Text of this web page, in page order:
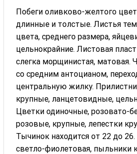
Побеги оливково-желтого
длинные и толстые. Листья
цвета, среднего размера,
цельнокрайние. Листовая
слегка морщинистая, матовая.
со средним антоцианом,
центральную жилку.
крупные, ланцетовидные,
Цветки одиночные, розовато-
розовые, крупные, лепестки
Тычинок находится от 22 до
светло-фиолетовая, пыльники